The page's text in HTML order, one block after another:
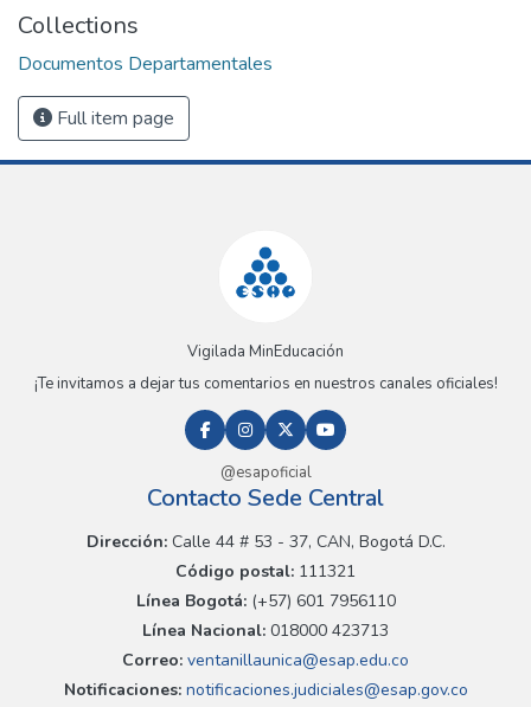
Collections
Documentos Departamentales
Full item page
Vigilada MinEducación
¡Te invitamos a dejar tus comentarios en nuestros canales oficiales!
@esapoficial
Contacto Sede Central
Dirección:Calle 44 # 53 - 37, CAN, Bogotá D.C.
Código postal: 111321
Línea Bogotá:(+57) 601 7956110
Línea Nacional: 018000 423713
Correo: ventanillaunica@esap.edu.co
Notificaciones:notificaciones.judiciales@esap.gov.co